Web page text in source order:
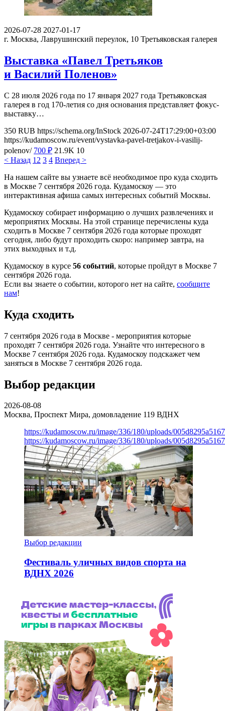
2026-07-28 2027-01-17
г. Москва, Лаврушинский переулок, 10 Третьяковская галерея
Выставка «Павел Третьяков
и Василий Поленов»
С 28 июля 2026 года по 17 января 2027 года Третьяковская
галерея в год 170-летия со дня основания представляет фокус-
выставку…
350 RUB https://schema.org/InStock 2026-07-24T17:29:00+03:00
https://kudamoscow.ru/event/vystavka-pavel-tretjakov-i-vasilij-
polenov/ 700 ₽ 21.9K 10
< Назад 1 2 3 4 Вперед >
На нашем сайте вы узнаете всё необходимое про куда сходить
в Москве 7 сентября 2026 года. Кудамоскоу — это
интерактивная афиша самых интересных событий Москвы.
Кудамоскоу собирает информацию о лучших развлечениях и
мероприятих Москвы. На этой странице перечислены куда
сходить в Москве 7 сентября 2026 года которые проходят
сегодня, либо будут проходить скоро: например завтра, на
этих выходных и т.д.
Кудамоскоу в курсе 56 событий, которые пройдут в Москве 7
сентября 2026 года.
Если вы знаете о событии, которого нет на сайте, сообщите
нам!
Куда сходить
7 сентября 2026 года в Москве - мероприятия которые
проходят 7 сентября 2026 года. Узнайте что интересного в
Москве 7 сентября 2026 года. Кудамоскоу подскажет чем
заняться в Москве 7 сентября 2026 года.
Выбор редакции
2026-08-08
Москва, Проспект Мира, домовладение 119 ВДНХ
https://kudamoscow.ru/image/336/180/uploads/
https://kudamoscow.ru/image/336/180/uploads/
Выбор редакции
Фестиваль уличных видов спорта на
ВДНХ 2026